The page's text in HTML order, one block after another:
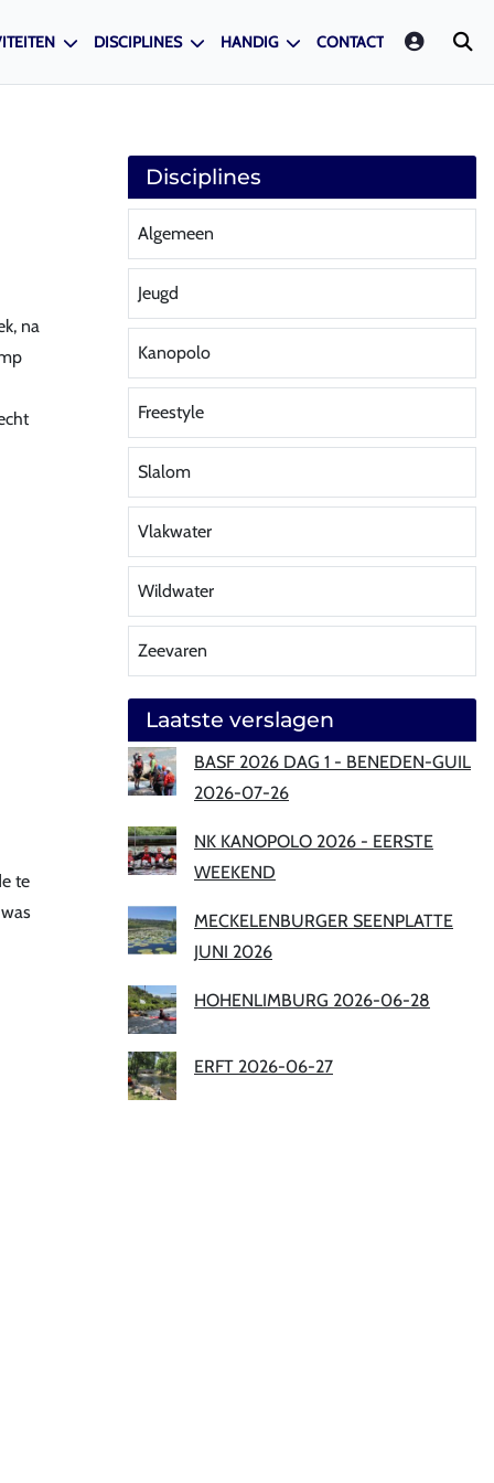
LOGIN
DISCIPLINES HANDIG CONTACT
na
te
Disciplines
Algemeen
Jeugd
Kanopolo
Freestyle
Slalom
Vlakwater
Wildwater
Zeevaren
Laatste verslagen
BASF 2026 DAG 1 - BENEDEN-GUIL
2026-07-26
NK KANOPOLO 2026 - EERSTE
WEEKEND
MECKELENBURGER SEENPLATTE
JUNI 2026
HOHENLIMBURG 2026-06-28
ERFT 2026-06-27